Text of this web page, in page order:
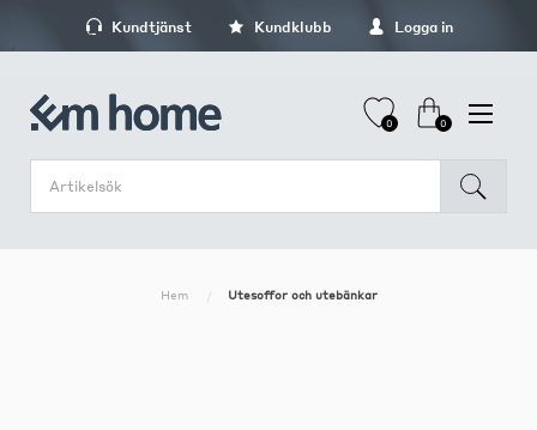
Kundtjänst Kundklubb Logga in
0 0
Hem Utesoffor och utebänkar